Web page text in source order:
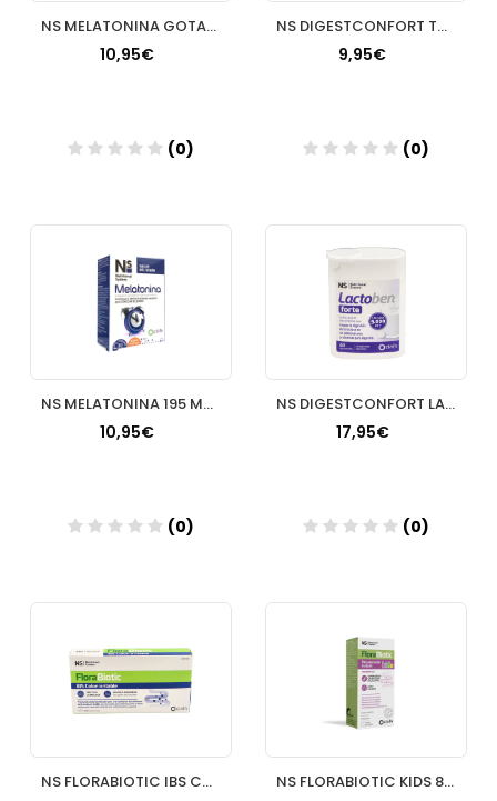
NS MELATONINA GOTAS 1 MG 30 ML
10,95€
(0)
NS DIGESTCONFORT TOTAL GOTAS 1 ENVASE 20 ML SABOR NEUTRO
9,95€
(0)
NS MELATONINA 195 MG 30 COMPRIMIDOS MASTICABLES SABOR NARA
10,95€
(0)
NS DIGESTCONFORT LACTOBEN FORTE 60 COMPRIMIDOS
17,95€
(0)
NS FLORABIOTIC IBS COLON IRRITABLE 30 COMPRIMIDOS NS FLORABIOTIC KIDS 8 SOBRES